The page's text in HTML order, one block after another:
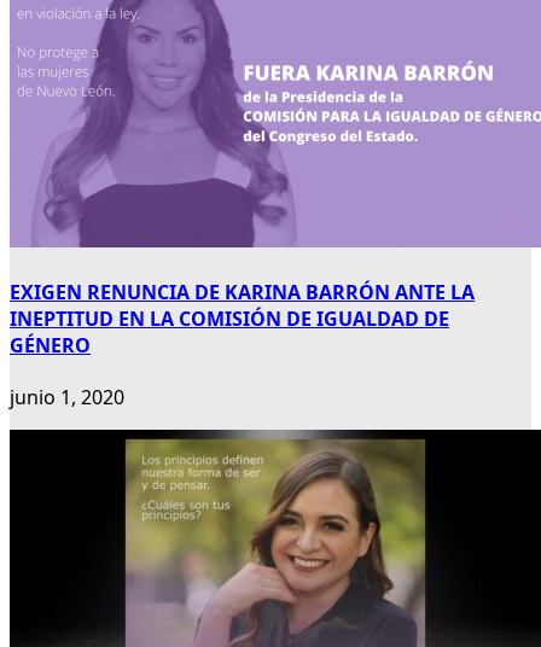
EXIGEN RENUNCIA DE KARINA BARRÓN ANTE LA
INEPTITUD EN LA COMISIÓN DE IGUALDAD DE
GÉNERO
junio 1, 2020